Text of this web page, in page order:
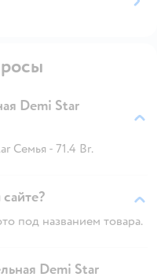
Demi Star
Семья - 71.4 Br.
под названием товара.
Demi Star